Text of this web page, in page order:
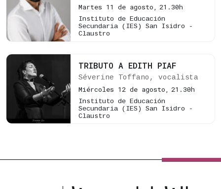
Martes 11 de agosto, 21.30h
Instituto de Educación
Secundaria (IES) San Isidro -
Claustro
TRIBUTO A EDITH PIAF
Séverine Toffano, vocalista
Miércoles 12 de agosto, 21.30h
Instituto de Educación
Secundaria (IES) San Isidro -
Claustro